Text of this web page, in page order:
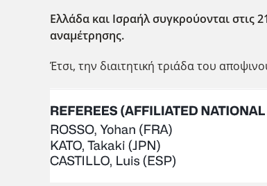
Ελλάδα και Ισραήλ συγκρούονται στις
αναμέτρησης.
Έτσι, την διαιτητική τριάδα του